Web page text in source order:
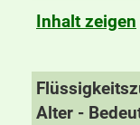
Inhalt zeigen
Alter -